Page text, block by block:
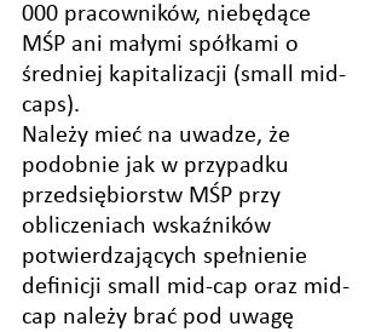
000 pracowników, niebędące
MŚP ani małymi spółkami o
średniej kapitalizacji (small mid-
caps).
Należy mieć na uwadze, że
podobnie jak w przypadku
przedsiębiorstw MŚP przy
obliczeniach wskaźników
potwierdzających spełnienie
definicji small mid-cap oraz mid-
cap należy brać pod uwagę